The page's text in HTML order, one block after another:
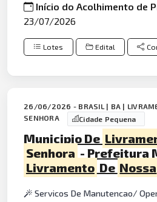
Início do Acolhimento de
23/07/2026
Lotes Edital
26/06/2026 - BRASIL | BA |
SENHORA
Cidade Pequena
Municipio De
Senhora - Prefeitura
Livramento De Nossa
Servicos De Manutencao/